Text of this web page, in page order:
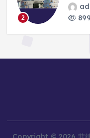
admin
20 8 月,
899 views